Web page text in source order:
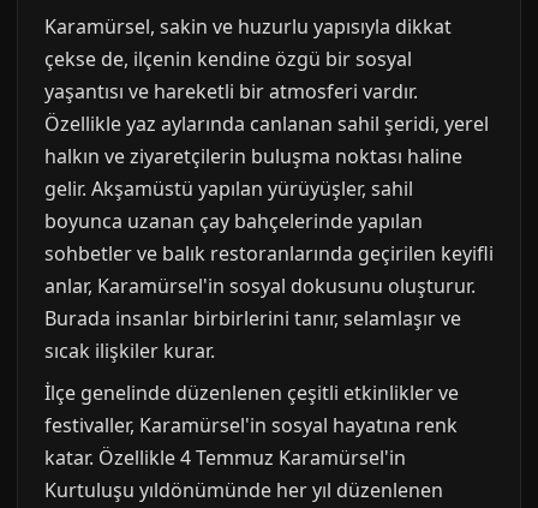
Karamürsel, sakin ve huzurlu yapısıyla dikkat
çekse de, ilçenin kendine özgü bir sosyal
yaşantısı ve hareketli bir atmosferi vardır.
Özellikle yaz aylarında canlanan sahil şeridi, yerel
halkın ve ziyaretçilerin buluşma noktası haline
gelir. Akşamüstü yapılan yürüyüşler, sahil
boyunca uzanan çay bahçelerinde yapılan
sohbetler ve balık restoranlarında geçirilen keyifli
anlar, Karamürsel'in sosyal dokusunu oluşturur.
Burada insanlar birbirlerini tanır, selamlaşır ve
sıcak ilişkiler kurar.
İlçe genelinde düzenlenen çeşitli etkinlikler ve
festivaller, Karamürsel'in sosyal hayatına renk
katar. Özellikle 4 Temmuz Karamürsel'in
Kurtuluşu yıldönümünde her yıl düzenlenen